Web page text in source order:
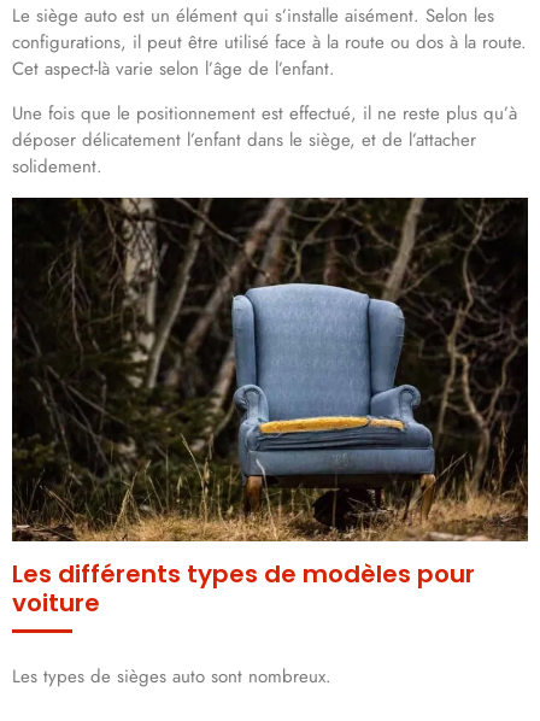
Le siège auto est un élément qui s’installe aisément. Selon les
configurations, il peut être utilisé face à la route ou dos à la route.
Cet aspect-là varie selon l’âge de l’enfant.
Une fois que le positionnement est effectué, il ne reste plus qu’à
déposer délicatement l’enfant dans le siège, et de l’attacher
solidement.
Les différents types de modèles pour
voiture
Les types de sièges auto sont nombreux.